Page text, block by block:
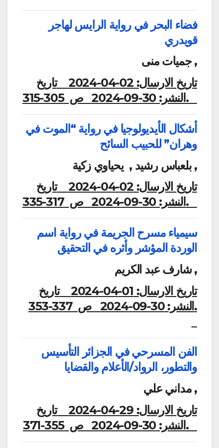
فضاء البحر في رواية الرايس لهاجر
قويدري
جميات منى ,
تاريخ الارسال:02-04-2024
تاريخ
النشر: 30-09-2024 ص 305-315.
أشكال الأيديولوجيا في رواية “الموت في
وهران” للحبيب السائح
بلعباس رشيد , يحياوي زكية ,
تاريخ الارسال:02-04-2024
تاريخ
النشر: 30-09-2024 ص 317-335.
سيمياء مسرح الجريمة في رواية اسم
الوردة المؤشر وأثره في التحقيق
شارف عبد الكريم ,
تاريخ الارسال: 01-04-2024
تاريخ
النشر:30-09-2024 ص 337-353.
الفن المسرحي في الجزائر التأسيس
والتطور، الرواد/الأعلام والقضايا
مداني علي ,
تاريخ الارسال:29-04-2024
تاريخ
النشر: 30-09-2024 ص 355-371.